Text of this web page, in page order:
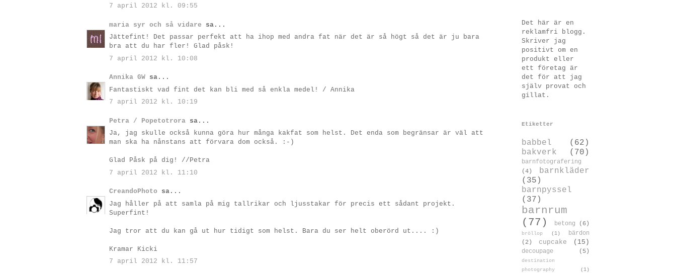
7 april 2012 kl. 09:55
maria syr och så vidare sa...
Jättefint! Det passar perfekt att ha ihop med andra fat när det är så högt så det är ju bara
bra att du har fler! Glad påsk!
7 april 2012 kl. 10:08
Annika GW sa...
Fantastiskt vad fint det kan bli med så enkla medel! / Annika
7 april 2012 kl. 10:19
Petra / Popetotrora sa...
Ja, jag skulle också kunna göra hur många kakfat som helst. Det enda som begränsar är väl att
man ska ha nånstans att förvara dom också. :-)
Glad Påsk på dig! //Petra
7 april 2012 kl. 11:10
CreandoPhoto sa...
Jag håller på att samla på mig tallrikar och ljusstakar för precis ett sådant projekt.
Superfint!
Jag tror att du kan gå ut hur tidigt som helst. Bara du ser helt oberörd ut.... :)
Kramar Kicki
7 april 2012 kl. 11:57
Det här är en
reklamfri blogg.
Skriver jag
positivt om en
produkt eller
ett företag är
det för att jag
själv provat och
gillat.
Etiketter
babbel
(62)
bakverk
(70)
barnfotografering
(4)
barnkläder
(35)
barnpyssel
(37)
barnrum
(77)
betong (6)
bröllop (1)
bärdon
(2)
cupcake (15)
decoupage (5)
destination
photography
(1)